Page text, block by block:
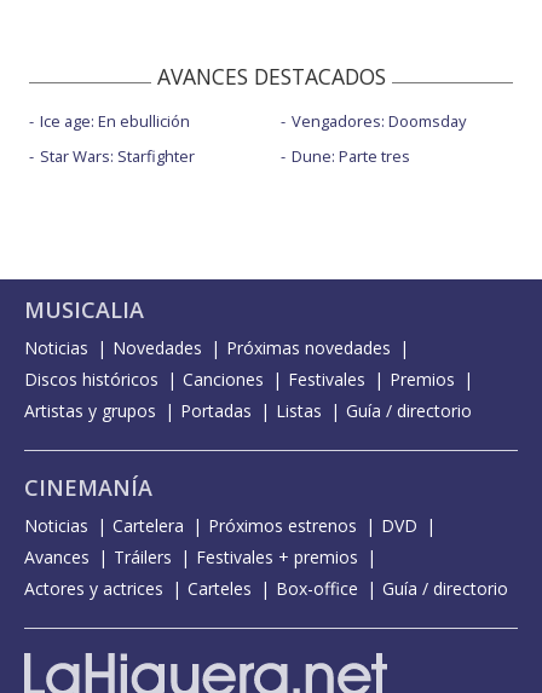
AVANCES DESTACADOS
Ice age: En ebullición
Star Wars: Starfighter
Vengadores: Doomsday
Dune: Parte tres
MUSICALIA
Noticias Novedades
Próximas novedades
Discos históricos
Canciones Festivales
Premios
Artistas y grupos
Portadas Listas Guía / directorio
CINEMANÍA
Noticias Cartelera Próximos estrenos
DVD
Avances
Tráilers
Festivales + premios
Actores y actrices
Carteles Box-office Guía / directorio